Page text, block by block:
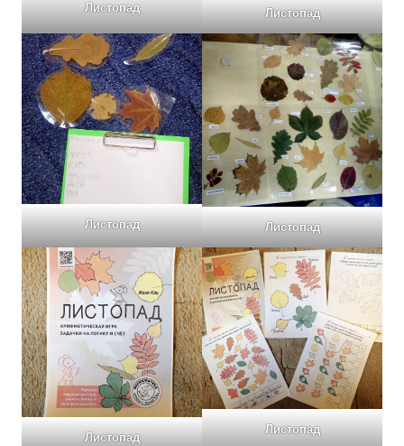
Листопад Листопад
Листопад Листопад
Листопад
Листопад